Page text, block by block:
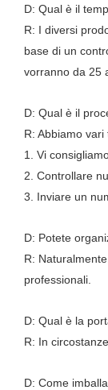
D: Qual è il
R: I diversi
base di un
vorranno da 25
D: Qual è il
R: Abbiamo
1. Vi
2. Controllare
3. Inviare un
D: Potete
R:
professionali.
D: Qual è la
R: In
D: Come